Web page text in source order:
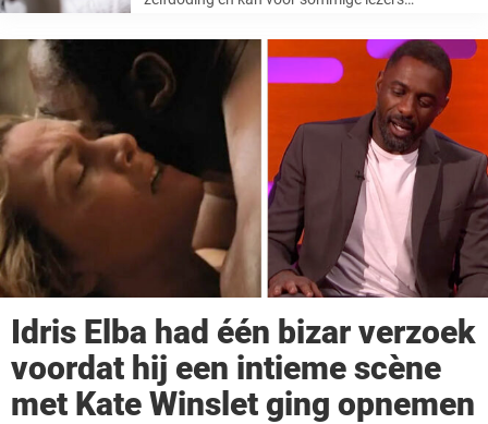
Idris Elba had één bizar verzoek
voordat hij een intieme scène
met Kate Winslet ging opnemen